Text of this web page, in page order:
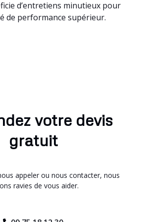
d’entretiens minutieux pour
de performance supérieur.
votre devis
gratuit
appeler ou nous contacter, nous
ravies de vous aider.